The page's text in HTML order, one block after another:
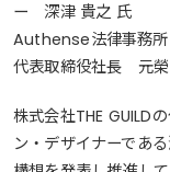
ー 深津 貴之 氏
Authense法律事務所
代表取締役社長 元
株式会社THE GUILD
ン・デザイナーであ